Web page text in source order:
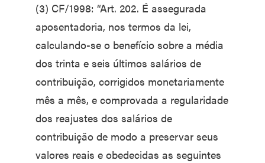
(3) CF/1998: “Art. 202. É assegurada
aposentadoria, nos termos da lei,
calculando-se o benefício sobre a média
dos trinta e seis últimos salários de
contribuição, corrigidos monetariamente
mês a mês, e comprovada a regularidade
dos reajustes dos salários de
contribuição de modo a preservar seus
valores reais e obedecidas as seguintes